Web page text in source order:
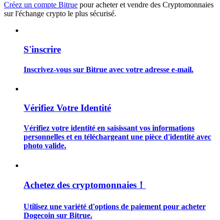
Profitez du partage des bénéfices et des commissions de copy
trading
commerciales, etc.
Créez un compte Bitrue pour acheter et vendre des Cryptomonnaies
sur l'échange crypto le plus sécurisé.
S'inscrire
Inscrivez-vous sur Bitrue avec votre adresse e-mail.
Vérifiez Votre Identité
Vérifiez votre identité en saisissant vos informations
personnelles et en téléchargeant une pièce d'identité avec
photo valide.
Achetez des cryptomonnaies！
Utilisez une variété d'options de paiement pour acheter
Dogecoin sur Bitrue.